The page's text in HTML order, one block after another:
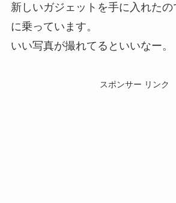
新しいガジェットを手に入れた
に乗っています。
いい写真が撮れてるといいなー。
スポンサー リンク